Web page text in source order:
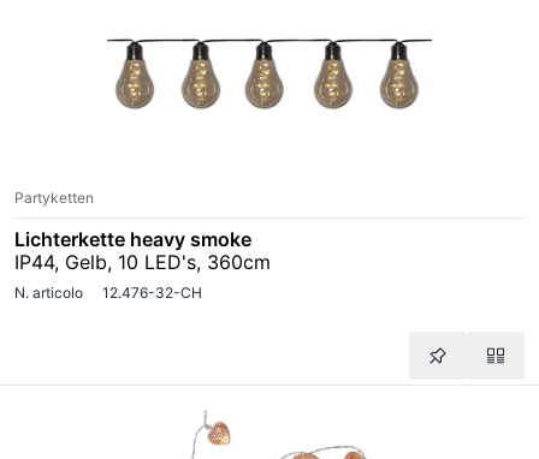
Partyketten
Lichterkette heavy smoke
IP44, Gelb, 10 LED's, 360cm
N. articolo 12.476-32-CH